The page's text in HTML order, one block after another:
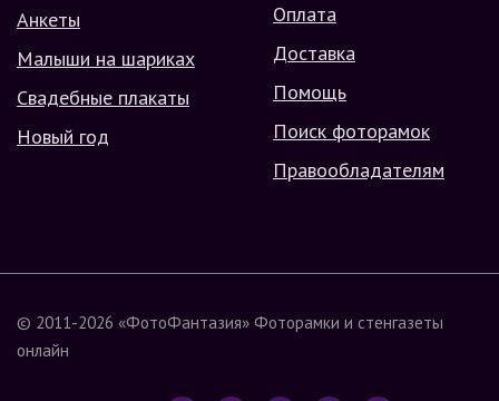
Анкеты
Малыши на шариках
Свадебные плакаты
Новый год
Оплата
Доставка
Помощь
Поиск фоторамок
Правообладателям
© 2011-2026 «ФотоФантазия» Фоторамки и стенгазеты
онлайн